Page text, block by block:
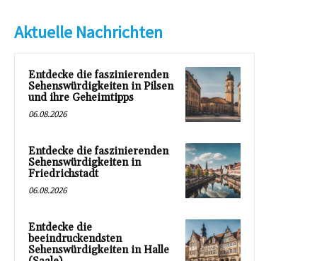
Aktuelle Nachrichten
Entdecke die faszinierenden
Sehenswürdigkeiten in Pilsen
und ihre Geheimtipps
06.08.2026
Entdecke die faszinierenden
Sehenswürdigkeiten in
Friedrichstadt
06.08.2026
Entdecke die
beeindruckendsten
Sehenswürdigkeiten in Halle